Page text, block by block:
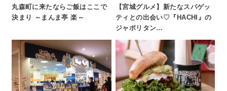
丸森町に来たならご飯はここで
決まり ～まんま亭 楽～
【宮城グルメ】新たなスパゲッ
ティとの出会い♡『HACHI』の
ジャポリタン…